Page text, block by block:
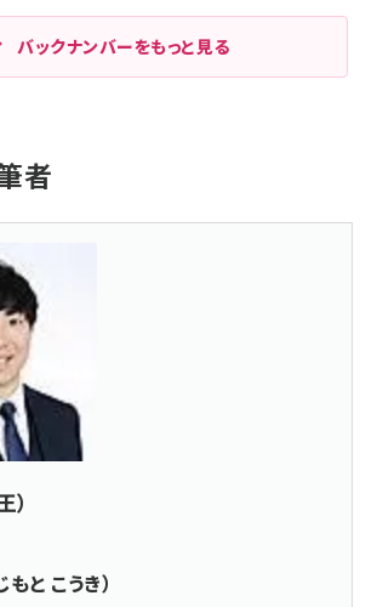
バックナンバーをもっと見る
者
と こうき）